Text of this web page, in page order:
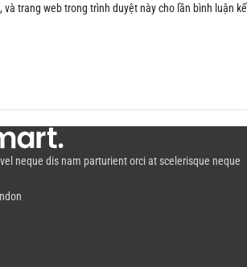
và trang web trong trình duyệt này cho lần bình luận kế
neque dis nam parturient orci at scelerisque neque